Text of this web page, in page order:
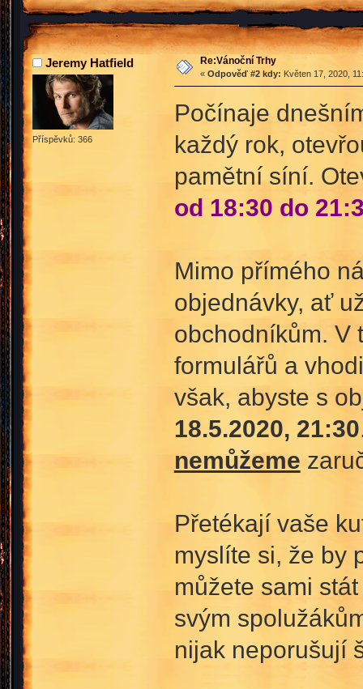
Jeremy Hatfield
Příspěvků: 366
Re:Vánoční Trhy
« Odpověď #2 kdy: Květen 17, 2020,
Počínaje
každý rok,
pamětní síní.
od 18:30 do
Mimo přímého
objednávky, ať
obchodníkům. V
formulářů a
však, abyste s
18.5.2020, 21:30
nemůžeme
Přetékají vaše
myslíte si, že by
můžete sami
svým
nijak neporušují